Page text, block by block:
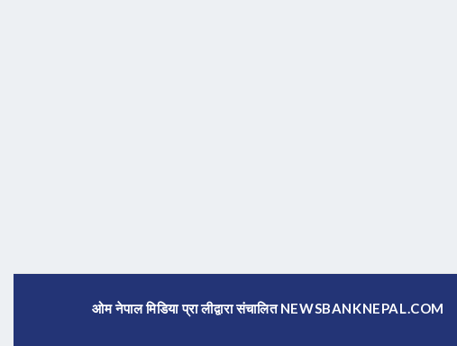
ओम नेपाल मिडिया प्रा लीद्वारा संचालित NEWSBANKNEPAL.COM